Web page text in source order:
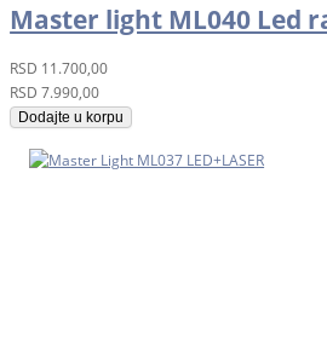
Master light ML040 Led
RSD 11.700,00
RSD 7.990,00
Dodajte u korpu